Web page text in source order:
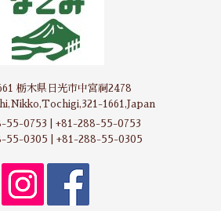
栃木県日光市中宮祠2478
1661,Japan
55-0753 | +81-288-55-0753
55-0305 | +81-288-55-0305